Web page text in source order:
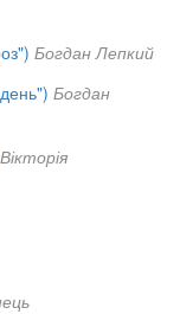
Богдан Лепкий
Богдан
Вікторія